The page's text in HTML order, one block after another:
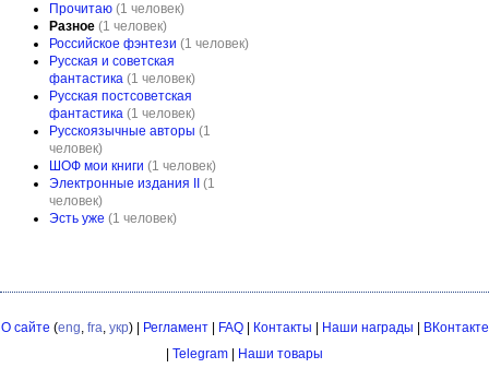
Прочитаю (1 человек)
Разное (1 человек)
Российское фэнтези (1 человек)
Русская и советская
фантастика (1 человек)
Русская постсоветская
фантастика (1 человек)
Русскоязычные авторы (1
человек)
ШОФ мои книги (1 человек)
Электронные издания II
(1
человек)
Эсть уже (1 человек)
О сайте (eng, fra, укр) | Регламент| FAQ| Контакты Наши награды
ВКонтакте
Telegram Наши товары